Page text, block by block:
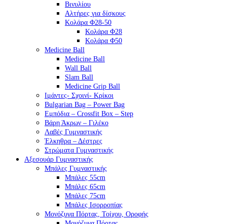
Βινυλίου
Αλτήρες για δίσκους
Κολάρα Φ28-50
Κολάρα Φ28
Κολάρα Φ50
Medicine Ball
Medicine Ball
Wall Ball
Slam Ball
Medicine Grip Ball
Ιμάντες- Σχοινί- Κρίκοι
Bulgarian Bag – Power Bag
Εμπόδια – Crossfit Box – Step
Βάρη Άκρων – Γιλέκο
Λαβές Γυμναστικής
Έλκηθρα – Δέστρες
Στρώματα Γυμναστικής
Αξεσουάρ Γυμναστικής
Μπάλες Γυμναστικής
Μπάλες 55cm
Μπάλες 65cm
Μπάλες 75cm
Μπάλες Ισορροπίας
Μονόζυγα Πόρτας, Τοίχου, Οροφής